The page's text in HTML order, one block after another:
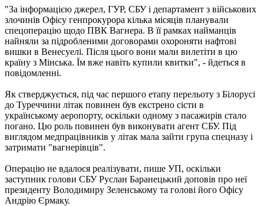
"За інформацією джерел, ГУР, СБУ і департамент з військових
злочинів Офісу генпрокурора кілька місяців планували
спецоперацію щодо ПВК Вагнера. В її рамках найманців
найняли за підробленими договорами охороняти нафтові
вишки в Венесуелі. Після цього вони мали вилетіти в цю
країну з Мінська. Їм вже навіть купили квитки", - йдеться в
повідомленні.
Як стверджується, під час першого етапу перельоту з Білорусі
до Туреччини літак повинен був екстрено сісти в
українському аеропорту, оскільки одному з пасажирів стало
погано. Цю роль повинен був виконувати агент СБУ. Під
виглядом медпрацівників у літак мала зайти група спецназу і
затримати "вагнерівців".
Операцію не вдалося реалізувати, пише УП, оскільки
заступник голови СБУ Руслан Баранецький доповів про неї
президенту Володимиру Зеленському та голові його Офісу
Андрію Єрмаку.